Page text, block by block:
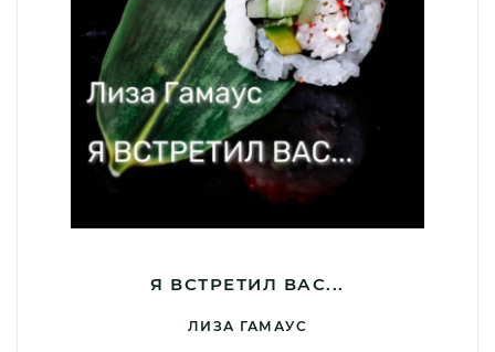
Я ВСТРЕТИЛ ВАС...
ЛИЗА ГАМАУС